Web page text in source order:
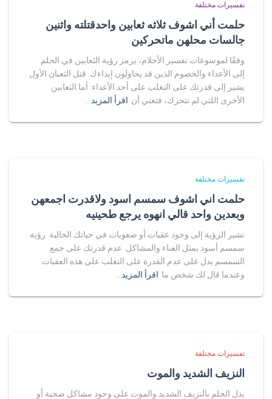
تفسيرات مختلفة
حلمت أني اشوف ثلاثه ثعابين واحدقتلته واثنين
جالسات محلهن ماتحركين
وفقًا لموسوعات تفسير الأحلام، يرمز رؤية الثعابين في الحلم
إلى الأعداء والخصوم الذين قد يحاولون إيذاءك. قتل الثعبان الأول
يشير إلى قدرتك على التغلب على أحد الأعداء. أما الثعابين
الأخرى اللتي لم تتحرك، فتعني أن اقرأ المزيد…
تفسيرات مختلفة
حلمت اني اشوف سمسم اسود ولاقدرت اجمعهن
وبعدين واحد قالي انهوه يرجع طحينيه
تشير الرؤية إلى وجود عقبات أو صعوبات في حياتك الحالية. رؤية
سمسم أسود يمثل العناء والمشاكل. عدم قدرتك على جمع
السمسم يدل على عدم القدرة على التغلب على هذه العقبات.
وعندما قال لك شخص ما اقرأ المزيد…
تفسيرات مختلفة
النزيف الشديد والموت
يدل الحلم بالنزيف الشديد والموت على وجود مشاكل صحية أو